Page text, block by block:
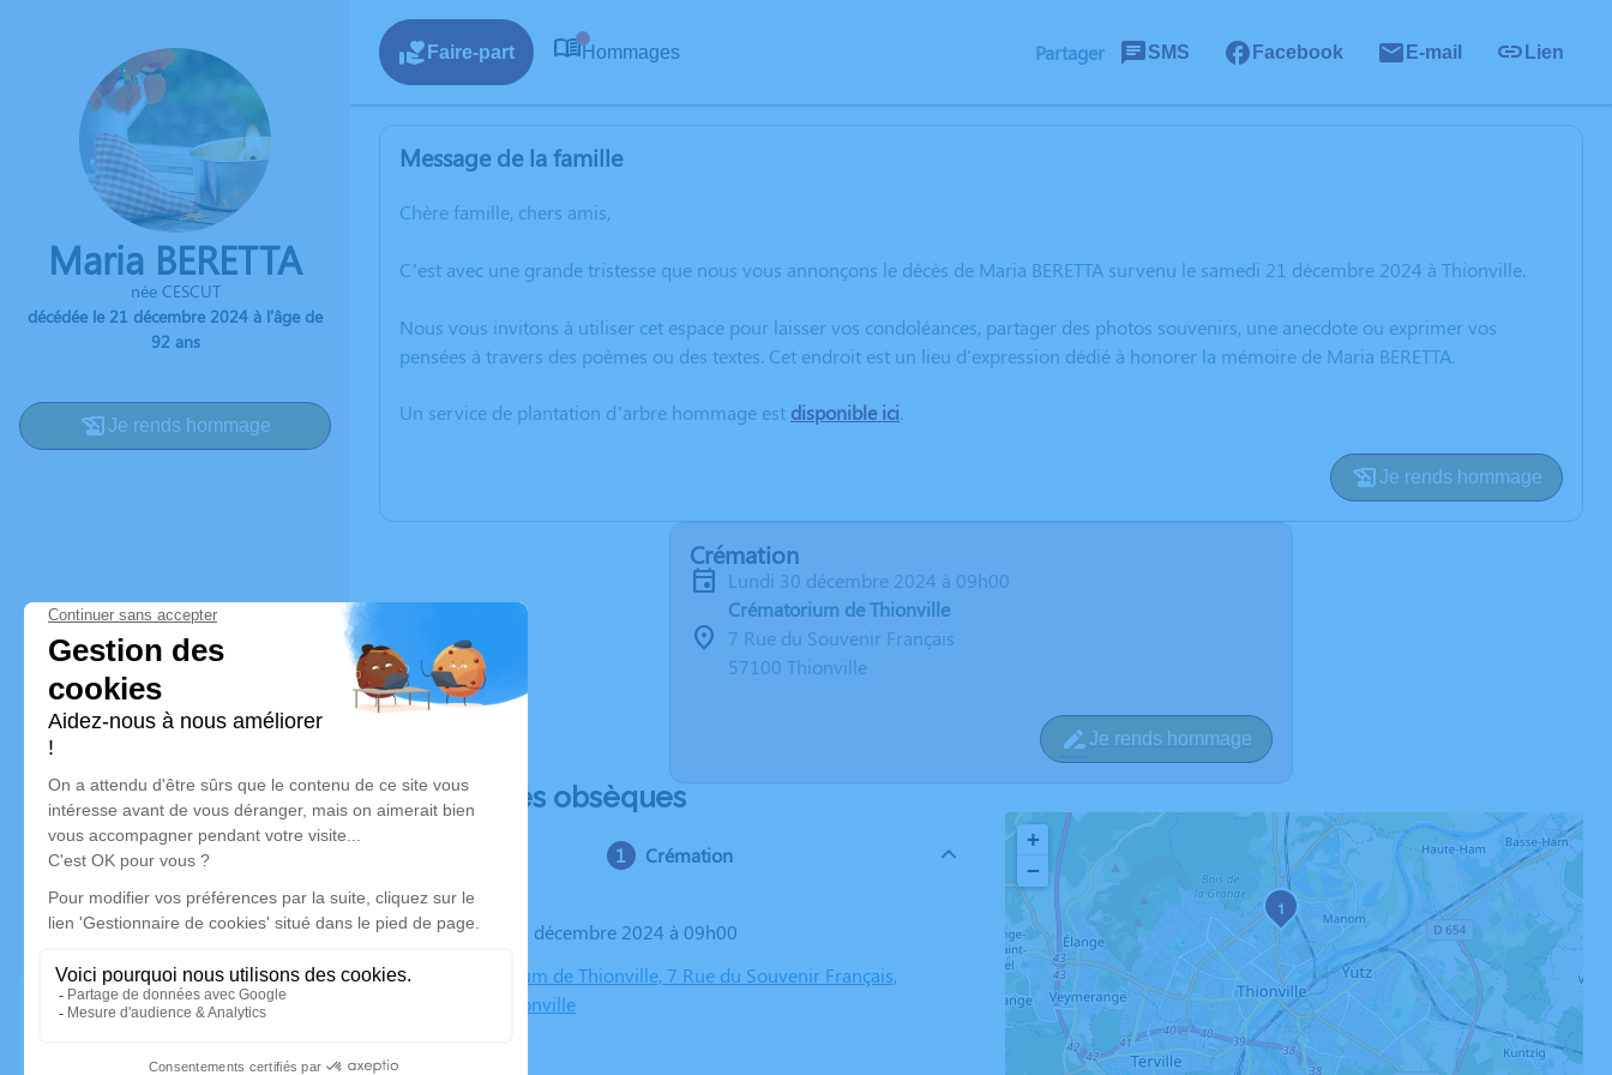
Maria BERETTA
née CESCUT
décédée le 21 décembre 2024 à l'âge de
92 ans
Je rends hommage
Faire-part Hommages Partager SMS Facebook E-mail Lien
Message de la famille
Chère famille, chers amis,
C’est avec une grande tristesse que nous vous annonçons le décès de Maria BERETTA survenu le samedi 21 décembre 2024 à Thionville.
Nous vous invitons à utiliser cet espace pour laisser vos condoléances, partager des photos souvenirs, une anecdote ou exprimer vos
pensées à travers des poèmes ou des textes. Cet endroit est un lieu d'expression dédié à honorer la mémoire de Maria BERETTA.
Un service de plantation d’arbre hommage est disponible ici.
Je rends hommage
Crémation
lundi 30 décembre 2024 à 09h00
Crématorium de Thionville
7 Rue du Souvenir Français
57100 Thionville
Je rends hommage
Déroulé des obsèques
Crémation
Le lundi 30 décembre 2024 à 09h00
Crématorium de Thionville, 7 Rue du Souvenir Français,
57100 Thionville
1
+
−